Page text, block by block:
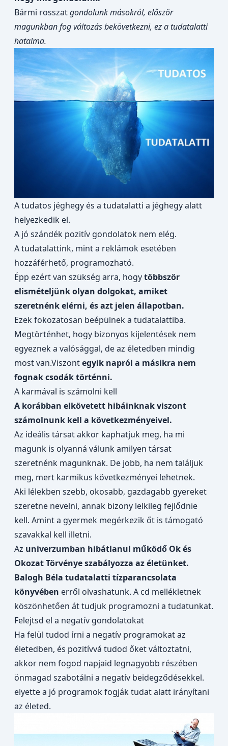
Bármi rosszatgondolunk másokról, először
magunkban fog változás bekövetkezni, ez a tudatalatti
hatalma.
A tudatos jéghegy és a tudatalatti a jéghegy alatt
helyezkedik el.
A jó szándék pozitív gondolatok nem elég.
A tudatalattink, mint a reklámok esetében
hozzáférhető, programozható.
Épp ezért van szükség arra, hogytöbbször
elismételjünk olyan dolgokat, amiket
szeretnénk elérni, és azt jelen állapotban.
Ezek fokozatosan beépülnek a tudatalattiba.
Megtörténhet, hogy bizonyos kijelentések nem
egyeznek a valósággal, de az életedben mindig
most van.Viszontegyik napról a másikra nem
fognak csodák történni.
A karmával is számolni kell
A korábban elkövetett hibáinknak viszont
számolnunk kell a következményeivel.
Az ideális társat akkor kaphatjuk meg, ha mi
magunk is olyanná válunk amilyen társat
szeretnénk magunknak. De jobb, ha nem találjuk
meg, mert karmikus következményei lehetnek.
Aki lélekben szebb, okosabb, gazdagabb gyereket
szeretne nevelni, annak bizony lelkileg fejlődnie
kell. Amint a gyermek megérkezik őt is támogató
szavakkal kell illetni.
Az univerzumban hibátlanul működő Ok és
Okozat Törvénye szabályozza az életünket.
Balogh Béla tudatalatti tízparancsolata
könyvében erről olvashatunk. A cd mellékletnek
köszönhetően át tudjuk programozni a tudatunkat.
Felejtsd el a negatív gondolatokat
Ha felül tudod írni a negatív programokat az
életedben, és pozitívvá tudod őket változtatni,
akkor nem fogod napjaid legnagyobb részében
önmagad szabotálni a negatív beidegződésekkel.
elyette a jó programok fogják tudat alatt irányítani
az életed.